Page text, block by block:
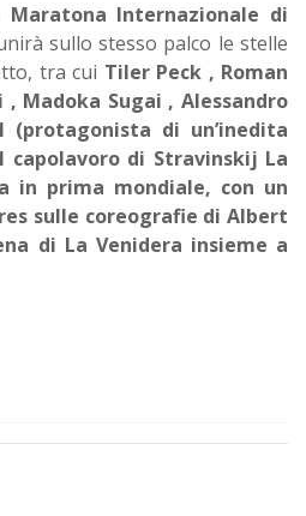
Maratona Internazionale di
sullo stesso palco le stelle
tra cui Tiler Peck , Roman
Madoka Sugai , Alessandro
(protagonista di un’inedita
capolavoro di Stravinskij La
in prima mondiale, con un
sulle coreografie di Albert
di La Venidera insieme a